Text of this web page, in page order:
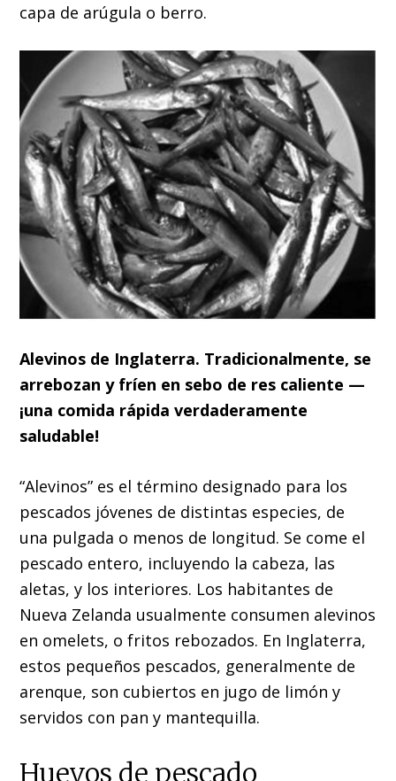
capa de arúgula o berro.
Alevinos de Inglaterra. Tradicionalmente, se
arrebozan y fríen en sebo de res caliente —
¡una comida rápida verdaderamente
saludable!
“Alevinos” es el término designado para los
pescados jóvenes de distintas especies, de
una pulgada o menos de longitud. Se come el
pescado entero, incluyendo la cabeza, las
aletas, y los interiores. Los habitantes de
Nueva Zelanda usualmente consumen alevinos
en omelets, o fritos rebozados. En Inglaterra,
estos pequeños pescados, generalmente de
arenque, son cubiertos en jugo de limón y
servidos con pan y mantequilla.
Huevos de pescado